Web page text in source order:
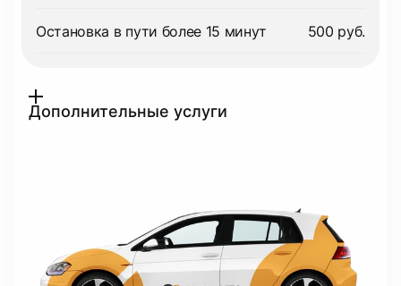
Остановка в пути более 15 минут 500 руб.
Дополнительные услуги